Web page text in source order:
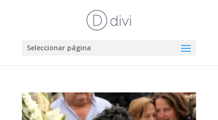
Seleccionar página